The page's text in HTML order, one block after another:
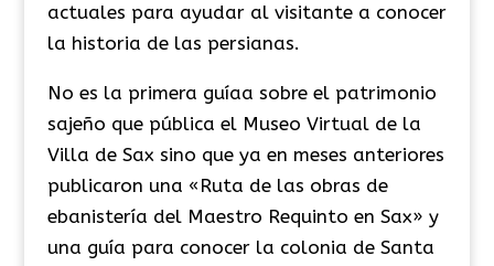
actuales para ayudar al visitante a conocer
la historia de las persianas.
No es la primera guíaa sobre el patrimonio
sajeño que pública el Museo Virtual de la
Villa de Sax sino que ya en meses anteriores
publicaron una «Ruta de las obras de
ebanistería del Maestro Requinto en Sax» y
una guía para conocer la colonia de Santa